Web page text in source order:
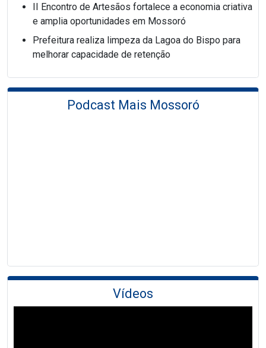
II Encontro de Artesãos fortalece a economia criativa
e amplia oportunidades em Mossoró
Prefeitura realiza limpeza da Lagoa do Bispo para
melhorar capacidade de retenção
Podcast Mais Mossoró
Vídeos